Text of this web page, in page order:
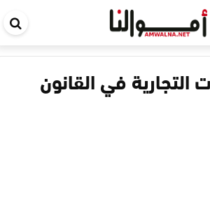
التجارية في القانون